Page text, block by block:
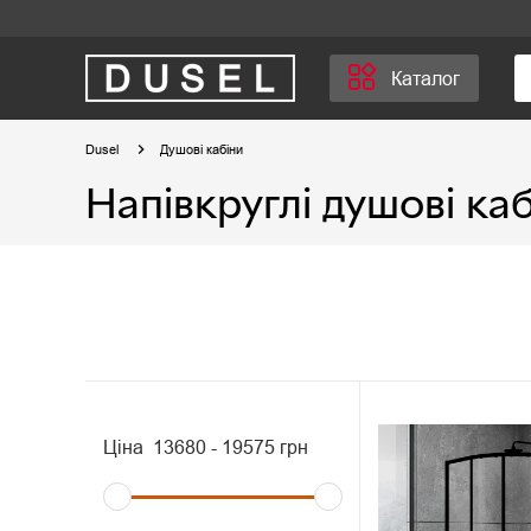
Каталог
Dusel Душові кабіни
Напівкруглі душові
Ціна 13680 - 19575 грн